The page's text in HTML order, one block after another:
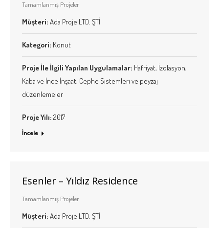
Tamamlanmış Projeler
Müşteri: Ada Proje LTD. ŞTİ
Kategori: Konut
Proje İle İlgili Yapılan Uygulamalar: Hafriyat, İzolasyon,
Kaba ve İnce İnşaat, Cephe Sistemleri ve peyzaj
düzenlemeler
Proje Yılı: 2017
İncele
Esenler – Yıldız Residence
Tamamlanmış Projeler
Müşteri: Ada Proje LTD. ŞTİ